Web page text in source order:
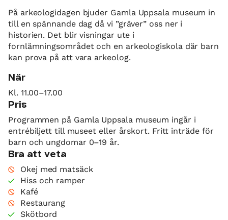
På arkeologidagen bjuder Gamla Uppsala museum in
till en spännande dag då vi ”gräver” oss ner i
historien. Det blir visningar ute i
fornlämningsområdet och en arkeologiskola där barn
kan prova på att vara arkeolog.
När
Kl. 11.00–17.00
Pris
Programmen på Gamla Uppsala museum ingår i
entrébiljett till museet eller årskort. Fritt inträde för
barn och ungdomar 0–19 år.
Bra att veta
Okej med matsäck
Hiss och ramper
Kafé
Restaurang
Skötbord